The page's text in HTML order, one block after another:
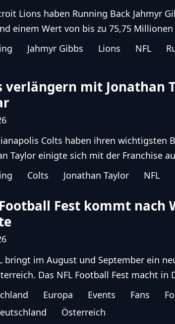
Lions haben Running Back Jahmyr
einem Wert von bis zu 75,75
Jahmyr Gibbs Lions NFL
verlängern mit Jonathan
Colts haben ihren wichtigsten
Taylor einigte sich mit der Franchise
Colts Jonathan Taylor NFL
Fest kommt nach
bringt im August und September ein
Das NFL Football Fest macht in
Europa Events Fans
Österreich